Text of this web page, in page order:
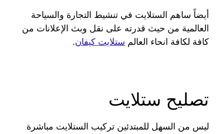
أيضاً ساهم الستلايت في تنشيط التجارة والسياحة
العالمية من حيث قدرته على نقل وبث الإعلانات من
كافة لكافة انحاء العالم ستلايت كيفان.
تصليح ستلايت
ليس من السهل للمبتدئين تركيب الستلايت مباشرة